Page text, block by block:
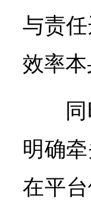
与责
效率本
明确
在平